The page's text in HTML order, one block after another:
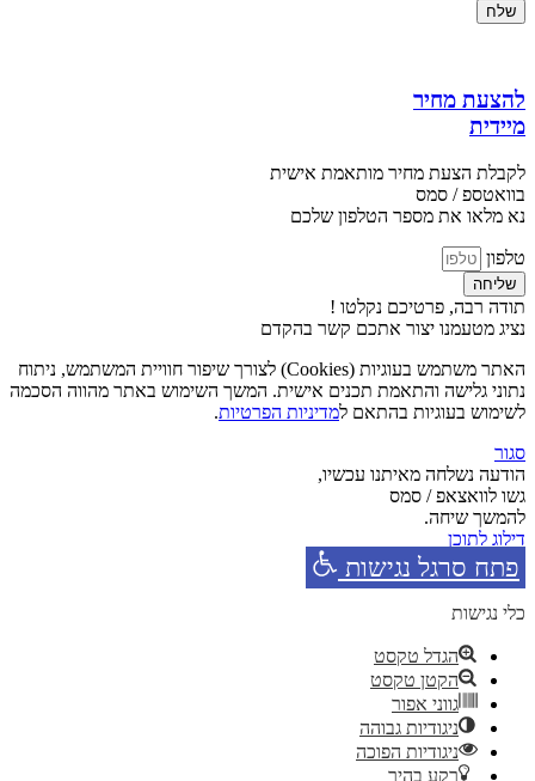
שלח
להצעת מחיר
מיידית
לקבלת הצעת מחיר מותאמת אישית
בוואטספ / סמס
נא מלאו את מספר הטלפון שלכם
טלפון
שליחה
תודה רבה, פרטיכם נקלטו !
נציג מטעמנו יצור אתכם קשר בהקדם
האתר משתמש בעוגיות (Cookies) לצורך שיפור חוויית המשתמש, ניתוח
נתוני גלישה והתאמת תכנים אישית. המשך השימוש באתר מהווה הסכמה
לשימוש בעוגיות בהתאם למדיניות הפרטיות.
סגור
הודעה נשלחה מאיתנו עכשיו,
גשו לוואצאפ / סמס
להמשך שיחה.
דילוג לתוכן
פתח סרגל נגישות
כלי נגישות
הגדל טקסט
הקטן טקסט
גווני אפור
ניגודיות גבוהה
ניגודיות הפוכה
רקע בהיר